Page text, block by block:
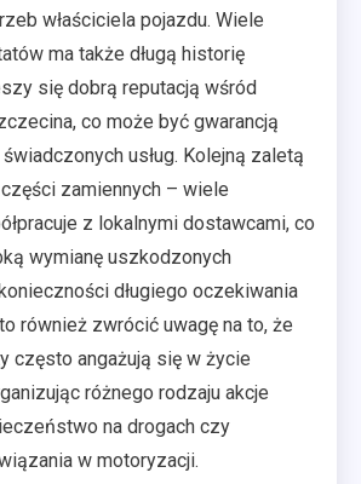
właściciela pojazdu. Wiele
ma także długą historię
się dobrą reputacją wśród
co może być gwarancją
usług. Kolejną zaletą
zamiennych – wiele
z lokalnymi dostawcami, co
wymianę uszkodzonych
długiego oczekiwania
również zwrócić uwagę na to, że
często angażują się w życie
różnego rodzaju akcje
na drogach czy
w motoryzacji.